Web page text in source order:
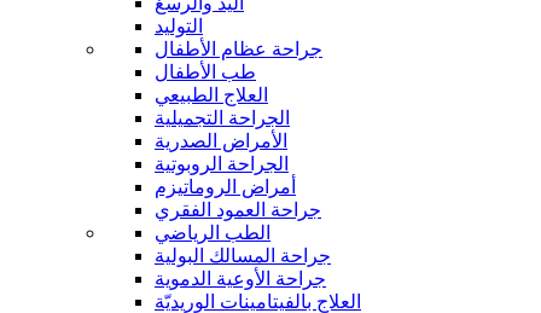
التوليد
جراحة عظام الأطفال
طب الأطفال
العلاج الطبيعي
الجراحة التجميلية
الأمراض الصدرية
الجراحة الروبوتية
أمراض الروماتيزم
جراحة العمود الفقري
الطب الرياضي
جراحة المسالك البولية
جراحة الأوعية الدموية
العلاج بالفيتامينات الوريديّة